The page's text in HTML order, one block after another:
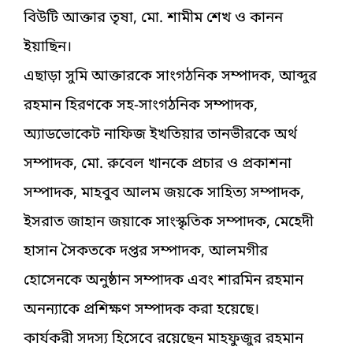
বিউটি আক্তার তৃষা, মো. শামীম শেখ ও কানন
ইয়াছিন।
এছাড়া সুমি আক্তারকে সাংগঠনিক সম্পাদক, আব্দুর
রহমান হিরণকে সহ-সাংগঠনিক সম্পাদক,
অ্যাডভোকেট নাফিজ ইখতিয়ার তানভীরকে অর্থ
সম্পাদক, মো. রুবেল খানকে প্রচার ও প্রকাশনা
সম্পাদক, মাহবুব আলম জয়কে সাহিত্য সম্পাদক,
ইসরাত জাহান জয়াকে সাংস্কৃতিক সম্পাদক, মেহেদী
হাসান সৈকতকে দপ্তর সম্পাদক, আলমগীর
হোসেনকে অনুষ্ঠান সম্পাদক এবং শারমিন রহমান
অনন্যাকে প্রশিক্ষণ সম্পাদক করা হয়েছে।
কার্যকরী সদস্য হিসেবে রয়েছেন মাহফুজুর রহমান